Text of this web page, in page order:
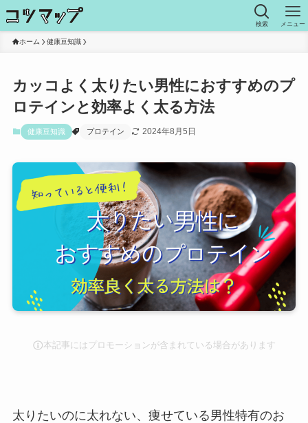
検索 メニュー
ホーム 健康豆知識
カッコよく太りたい男性におすすめのプ
ロテインと効率よく太る方法
健康豆知識 プロテイン 2024年8月5日
本記事にはプロモーションが含まれている場合があります
太りたいのに太れない、痩せている男性特有のお